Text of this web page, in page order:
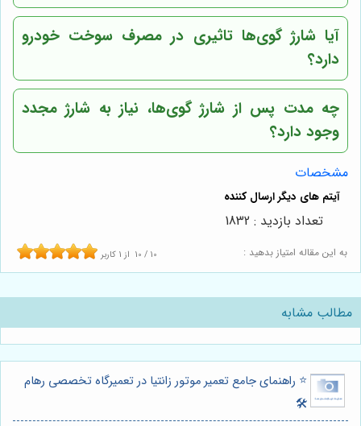
آیا شارژ گوی‌ها تاثیری در مصرف سوخت خودرو
دارد؟
چه مدت پس از شارژ گوی‌ها، نیاز به شارژ مجدد
وجود دارد؟
مشخصات
به این مقاله امتیاز بدهید : 10 / 10 از 1 کاربر
تعداد بازدید : 1832
مطالب مشابه
⭐️ راهنمای جامع تعمیر موتور زانتیا در تعمیرگاه تخصصی رهام
🛠️